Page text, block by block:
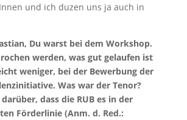
und ich duzen uns ja auch in
Du warst bei dem Workshop.
werden, was gut gelaufen ist
weniger, bei der Bewerbung der
Was war der Tenor?
dass die RUB es in der
Förderlinie (Anm. d. Red.: